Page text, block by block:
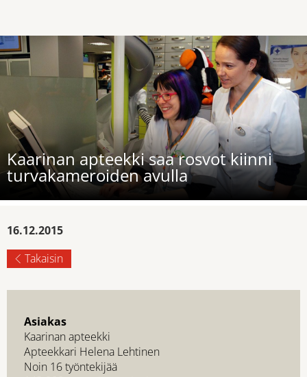
Kaarinan apteekki saa rosvot kiinni
turvakameroiden avulla
16.12.2015
Takaisin
Asiakas
Kaarinan apteekki
Apteekkari Helena Lehtinen
Noin 16 työntekijää